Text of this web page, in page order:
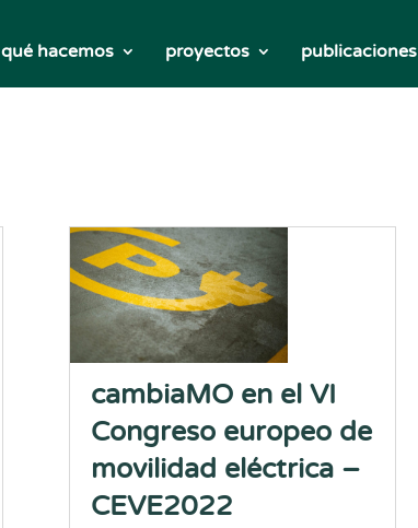
qué hacemos proyectos publicaciones
cambiaMO en el VI
Congreso europeo de
movilidad eléctrica –
CEVE2022